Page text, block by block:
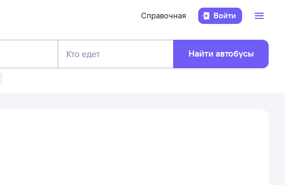
Справочная Войти
Кто едет Найти автобусы